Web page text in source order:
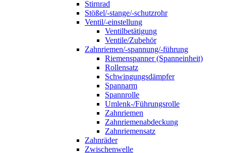
Stirnrad
Stößel/-stange/-schutzrohr
Ventil/-einstellung
Ventilbetätigung
Ventile/Zubehör
Zahnriemen/-spannung/-führung
Riemenspanner (Spanneinheit)
Rollensatz
Schwingungsdämpfer
Spannarm
Spannrolle
Umlenk-/Führungsrolle
Zahnriemen
Zahnriemenabdeckung
Zahnriemensatz
Zahnräder
Zwischenwelle